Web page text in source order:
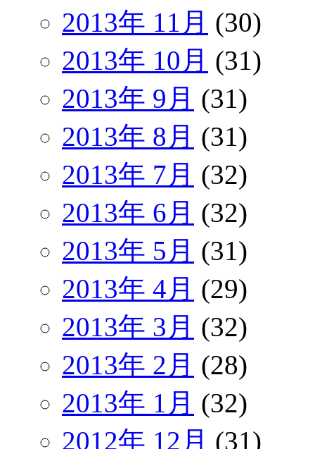
2013年 11月 (30)
2013年 10月 (31)
2013年 9月 (31)
2013年 8月 (31)
2013年 7月 (32)
2013年 6月 (32)
2013年 5月 (31)
2013年 4月 (29)
2013年 3月 (32)
2013年 2月 (28)
2013年 1月 (32)
2012年 12月 (31)